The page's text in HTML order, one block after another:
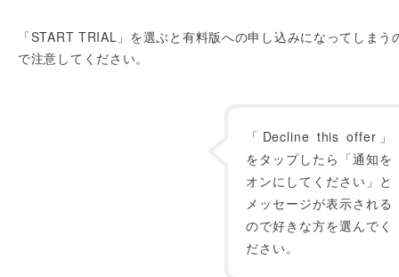
「START TRIAL」を選ぶと有料版への申し込みになってしまう
で注意してください。
「Decline this offer」
をタップしたら「通知を
オンにしてください」と
メッセージが表示される
ので好きな方を選んでく
ださい。